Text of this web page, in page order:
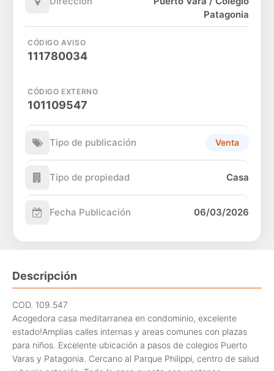
Patagonia
CÓDIGO AVISO
111780034
CÓDIGO EXTERNO
101109547
Tipo de publicación Venta
Tipo de propiedad Casa
Fecha Publicación 06/03/2026
Descripción
COD. 109.547
Acogedora casa meditarranea en condominio, excelente
estado!Amplias calles internas y areas comunes con plazas
para niños. Excelente ubicación a pasos de colegios Puerto
Varas y Patagonia. Cercano al Parque Philippi, centro de salud